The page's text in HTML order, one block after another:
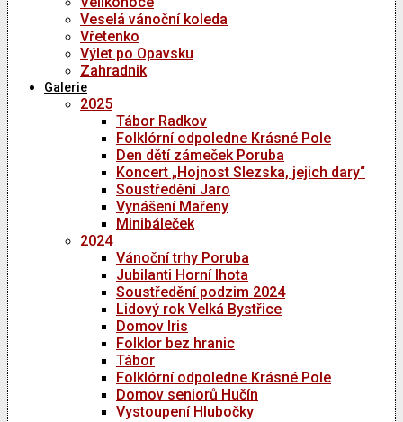
Veselá vánoční koleda
Vřetenko
Výlet po Opavsku
Zahradnik
Galerie
2025
Tábor Radkov
Folklórní odpoledne Krásné Pole
Den dětí zámeček Poruba
Koncert „Hojnost Slezska, jejich dary“
Soustředění Jaro
Vynášení Mařeny
Minibáleček
2024
Vánoční trhy Poruba
Jubilanti Horní lhota
Soustředění podzim 2024
Lidový rok Velká Bystřice
Domov Iris
Folklor bez hranic
Tábor
Folklórní odpoledne Krásné Pole
Domov seniorů Hučín
Vystoupení Hlubočky